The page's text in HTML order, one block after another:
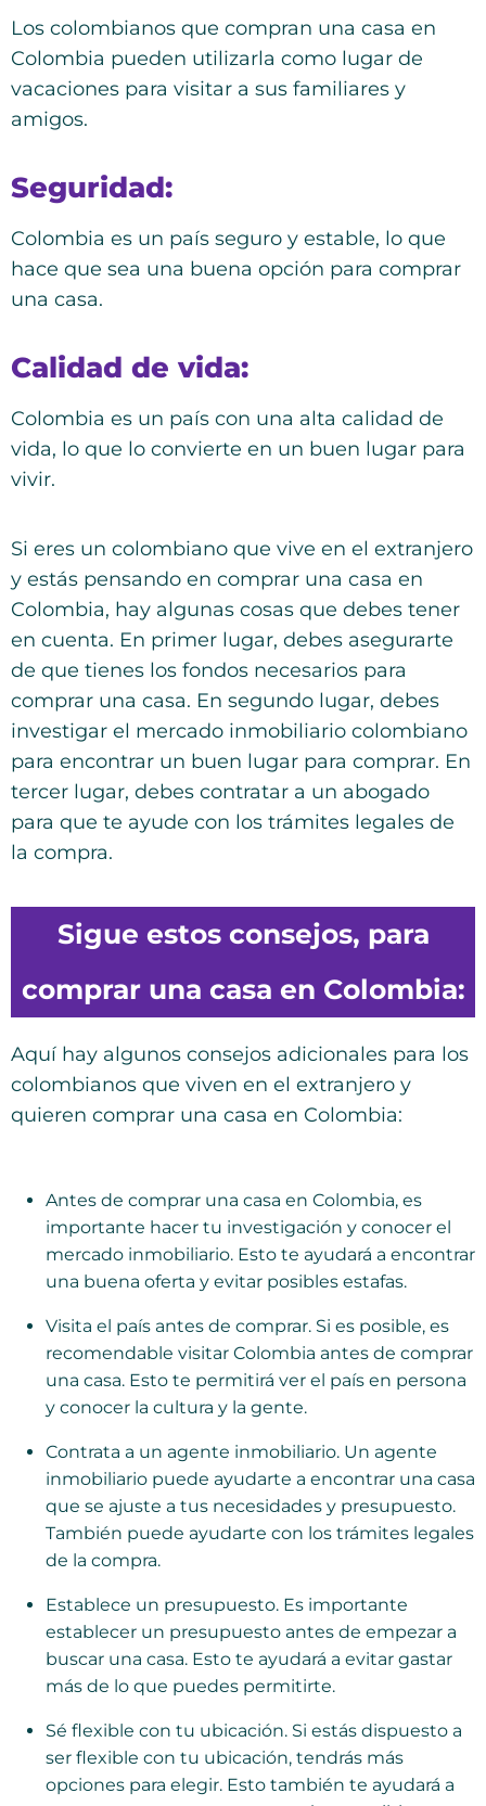
Los colombianos que compran una casa en
Colombia pueden utilizarla como lugar de
vacaciones para visitar a sus familiares y
amigos.
Seguridad:
Colombia es un país seguro y estable, lo que
hace que sea una buena opción para comprar
una casa.
Calidad de vida:
Colombia es un país con una alta calidad de
vida, lo que lo convierte en un buen lugar para
vivir.
Si eres un colombiano que vive en el extranjero
y estás pensando en comprar una casa en
Colombia, hay algunas cosas que debes tener
en cuenta. En primer lugar, debes asegurarte
de que tienes los fondos necesarios para
comprar una casa. En segundo lugar, debes
investigar el mercado inmobiliario colombiano
para encontrar un buen lugar para comprar. En
tercer lugar, debes contratar a un abogado
para que te ayude con los trámites legales de
la compra.
Sigue estos consejos, para
comprar una casa en Colombia:
Aquí hay algunos consejos adicionales para los
colombianos que viven en el extranjero y
quieren comprar una casa en Colombia:
Antes de comprar una casa en Colombia, es
importante hacer tu investigación y conocer el
mercado inmobiliario. Esto te ayudará a encontrar
una buena oferta y evitar posibles estafas.
Visita el país antes de comprar. Si es posible, es
recomendable visitar Colombia antes de comprar
una casa. Esto te permitirá ver el país en persona
y conocer la cultura y la gente.
Contrata a un agente inmobiliario. Un agente
inmobiliario puede ayudarte a encontrar una casa
que se ajuste a tus necesidades y presupuesto.
También puede ayudarte con los trámites legales
de la compra.
Establece un presupuesto. Es importante
establecer un presupuesto antes de empezar a
buscar una casa. Esto te ayudará a evitar gastar
más de lo que puedes permitirte.
Sé flexible con tu ubicación. Si estás dispuesto a
ser flexible con tu ubicación, tendrás más
opciones para elegir. Esto también te ayudará a